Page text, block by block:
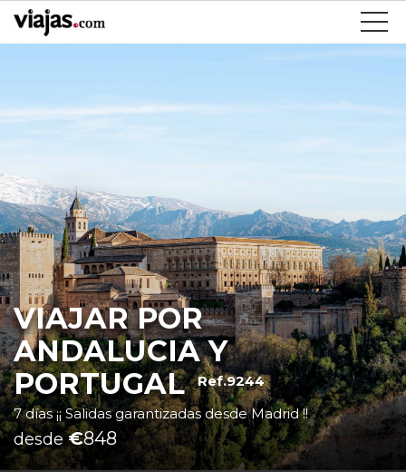
VIAJAR POR
ANDALUCIA Y
PORTUGAL Ref.9244
7 días ¡¡ Salidas garantizadas desde Madrid !!
desde€848